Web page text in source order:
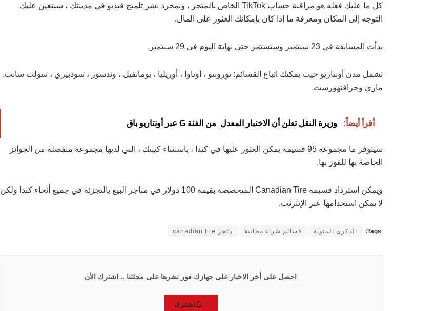
كل ما عليك فعله هو مراقبة حساب TikTok الخاص بالمتجر ، وبمجرد نشر تلميح فيديو في مدينتك ، سيتعين عليك
التوجه إلى المكان ومعرفة ما إذا كان بإمكانك العثور على المال.
بدأت المسابقة في 23 سبتمبر وستستمر حتى نهاية اليوم في 29 سبتمبر.
تشمل مدن أونتاريو حيث يمكنك اتباع القسائم: تورونتو ، أوتاوا ، أوريليا ، بومانفيل ، وندسور ، سودبيري ، سولت سانت.
ماري وجرافنهورست.
أقرأ أيضاً: وزيرة النقل تعلن أن الاختبار المعدل من الفئة G عبر أونتاريو باق
سيتوفر ما مجموعه 95 قسيمة يمكن العثور عليها في كندا ، باستثناء كيبيك ، التي لديها مجموعة منفصلة من الجوائز
الخاصة بها للفوز بها.
ويمكن استرداد قسيمة Canadian Tire المتخصصة بقيمة 100 دولار في متاجر البيع بالتجزئة في جميع أنحاء كندا ولكن
لا يمكن استخدامها عبر الإنترنت.
Tags: الذكرى المئوية قسائم شراء مجانية متجر canadian tire
احصل على أخر الاخبار على جهازك فور نشرها على مجلتنا .. اشترك الأن
اشترك